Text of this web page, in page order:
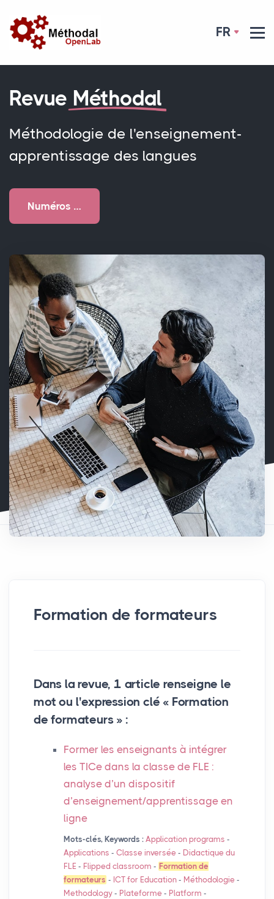
FR
Revue Méthodal
Méthodologie de l'enseignement-
apprentissage des langues
Numéros …
Formation de formateurs
Dans la revue, 1 article renseigne le
mot ou l'expression clé « Formation
de formateurs » :
Former les enseignants à intégrer
les TICe dans la classe de FLE :
analyse d’un dispositif
d’enseignement/apprentissage en
ligne
Mots-clés, Keywords : Application programs -
Applications - Classe inversée - Didactique du
FLE - Flipped classroom - Formation de
formateurs - ICT for Education - Méthodologie -
Methodology- Plateforme - Platform -